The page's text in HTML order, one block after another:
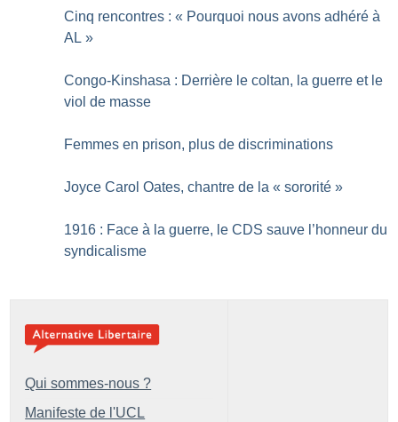
Cinq rencontres : « Pourquoi nous avons adhéré à
AL »
Congo-Kinshasa : Derrière le coltan, la guerre et le
viol de masse
Femmes en prison, plus de discriminations
Joyce Carol Oates, chantre de la « sororité »
1916 : Face à la guerre, le CDS sauve l’honneur du
syndicalisme
Qui sommes-nous ?
Manifeste de l'UCL